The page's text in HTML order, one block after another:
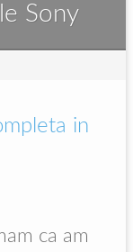
Sony
in
ca am